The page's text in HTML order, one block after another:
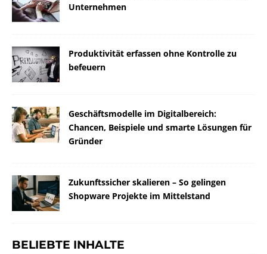
Unternehmen
Produktivität erfassen ohne Kontrolle zu
befeuern
Geschäftsmodelle im Digitalbereich:
Chancen, Beispiele und smarte Lösungen für
Gründer
Zukunftssicher skalieren – So gelingen
Shopware Projekte im Mittelstand
BELIEBTE INHALTE